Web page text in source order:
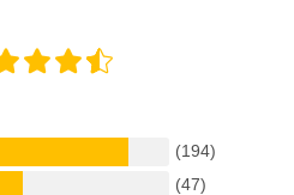
(194)
(47)